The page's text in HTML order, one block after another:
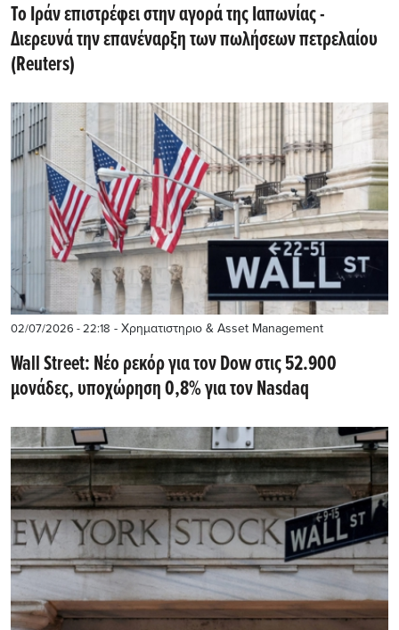
Το Ιράν επιστρέφει στην αγορά της Ιαπωνίας -
Διερευνά την επανέναρξη των πωλήσεων πετρελαίου
(Reuters)
02/07/2026 - 22:18 - Χρηματιστηριο & Asset Management
Wall Street: Νέο ρεκόρ για τον Dow στις 52.900
μονάδες, υποχώρηση 0,8% για τον Nasdaq